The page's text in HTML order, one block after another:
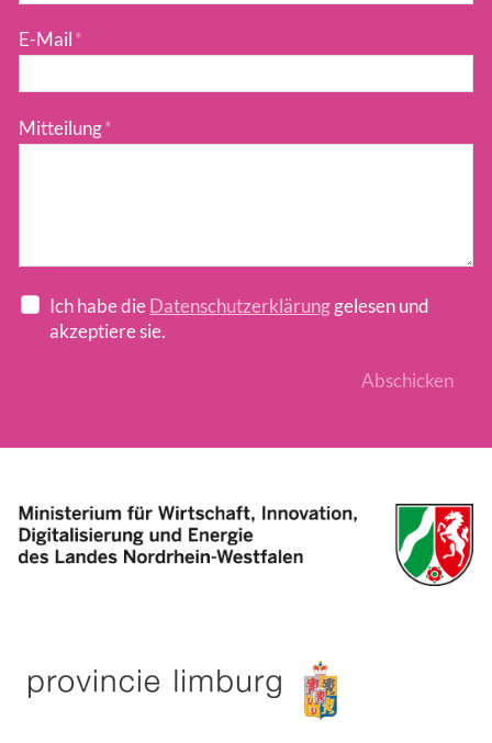
E-Mail*
Mitteilung*
Ich habe dieDatenschutzerklärunggelesen und
akzeptiere sie.
Abschicken